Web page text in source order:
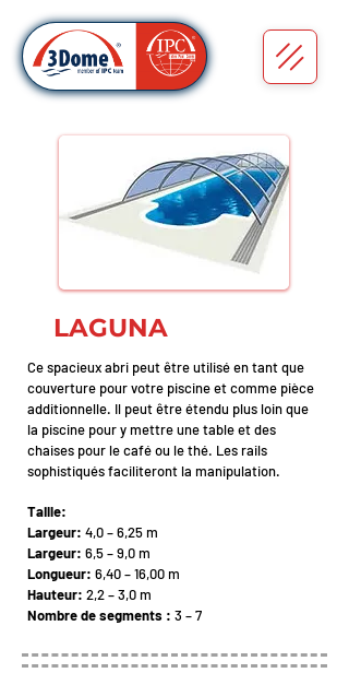
LAGUNA
Ce spacieux abri peut être utilisé en tant que
couverture pour votre piscine et comme pièce
additionnelle. Il peut être étendu plus loin que
la piscine pour y mettre une table et des
chaises pour le café ou le thé. Les rails
sophistiqués faciliteront la manipulation.
Taille:
Largeur: 4,0 – 6,25 m
Largeur: 6,5 – 9,0 m
Longueur: 6,40 – 16,00 m
Hauteur: 2,2 – 3,0 m
Nombre de segments : 3 – 7